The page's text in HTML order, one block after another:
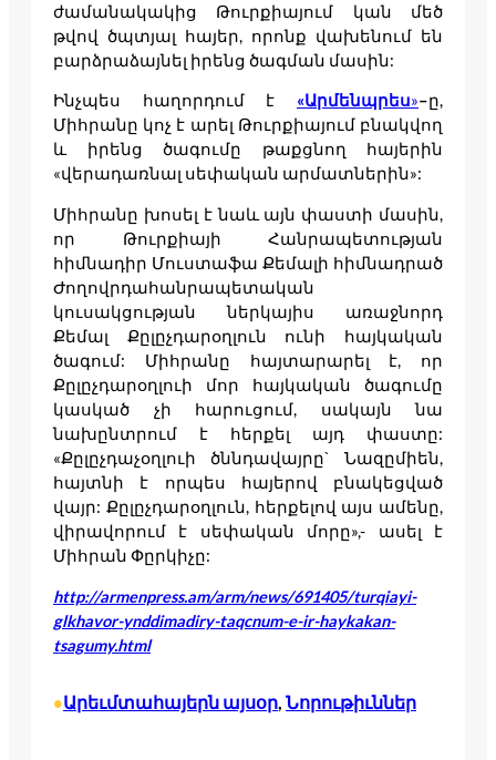
ժամանակակից Թուրքիայում կան մեծ
թվով ծպտյալ հայեր, որոնք վախենում են
բարձրաձայնել իրենց ծագման մասին:
Ինչպես հաղորդում է «Արմենպրես»–ը,
Միհրանը կոչ է արել Թուրքիայում բնակվող
և իրենց ծագումը թաքցնող հայերին
«վերադառնալ սեփական արմատներին»:
Միհրանը խոսել է նաև այն փաստի մասին,
որ Թուրքիայի Հանրապետության
հիմնադիր Մուստաֆա Քեմալի հիմնադրած
Ժողովրդահանրապետական
կուսակցության ներկայիս առաջնորդ
Քեմալ Քըլըչդարօղլուն ունի հայկական
ծագում: Միհրանը հայտարարել է, որ
Քըլըչդարօղլուի մոր հայկական ծագումը
կասկած չի հարուցում, սակայն նա
նախընտրում է հերքել այդ փաստը:
«Քըլըչդաչօղլուի ծննդավայրը` Նազըմիեն,
հայտնի է որպես հայերով բնակեցված
վայր: Քըլըչդարօղլուն, հերքելով այս ամենը,
վիրավորում է սեփական մորը»,- ասել է
Միհրան Փըրկիչը:
http://armenpress.am/arm/news/691405/turqiayi-
glkhavor-ynddimadiry-taqcnum-e-ir-haykakan-
tsagumy.html
•Արեւմտահայերն այսօր, Նորութիւններ